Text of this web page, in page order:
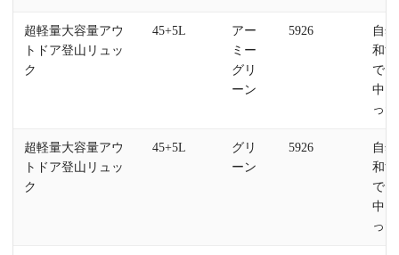
超軽量大容量アウ
トドア登山リュッ
ク
45+5L
アー
ミー
グリ
ーン
5926
自
和
で
中
っ
超軽量大容量アウ
トドア登山リュッ
ク
45+5L
グリ
ーン
5926
自
和
で
中
っ